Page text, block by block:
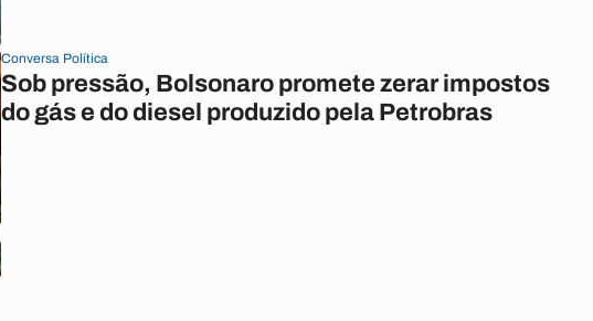
Conversa Política
Sob pressão, Bolsonaro promete zerar impostos
do gás e do diesel produzido pela Petrobras